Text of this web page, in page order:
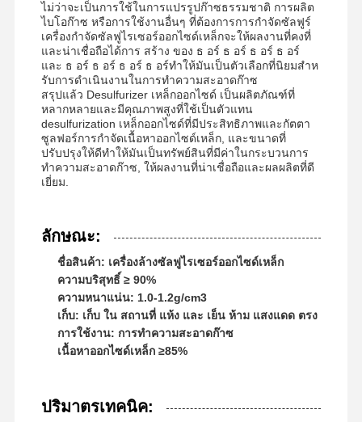
ไม่ว่าจะเป็นการใช้ในการแปรรูปก๊าซธรรมชาติ การผลิต
ไบโอก๊าซ หรือการใช้งานอื่นๆ ที่ต้องการการกําจัดซัลฟูร์
เครื่องกําจัดซัลฟูไรเซอร์ออกไซด์เหล็กจะให้ผลงานที่คงที่
และน่าเชื่อถือได้การ สร้าง ของ ธ อร์ ธ อร์ ธ อร์ ธ อร์
และ ธ อร์ ธ อร์ ธ อร์ ธ อร์ทําให้มันเป็นตัวเลือกที่นิยมสําห
รับการดําเนินงานในการทําความสะอาดก๊าซ
สรุปแล้ว Desulfurizer เหล็กออกไซด์ เป็นผลิตภัณฑ์ที่
หลากหลายและมีคุณภาพสูงที่ใช้เป็นตัวแทน
desulfurization เหล็กออกไซด์ที่มีประสิทธิภาพและกัตตา
ซูลฟอร์การกําจัดเนื้อหาออกไซด์เหล็ก, และขนาดที่
ปรับปรุงให้ดีทําให้มันเป็นทรัพย์สินที่มีค่าในกระบวนการ
ทําความสะอาดก๊าซ, ให้ผลงานที่น่าเชื่อถือและผลผลิตที่ดี
เยี่ยม.
ลักษณะ:
ชื่อสินค้า: เครื่องล้างซัลฟูไรเซอร์ออกไซด์เหล็ก
ความบริสุทธิ์ ≥ 90%
ความหนาแน่น: 1.0-1.2g/cm3
เก็บ: เก็บ ใน สถานที่ แห้ง และ เย็น ห้าม แสงแดด ตรง
การใช้งาน: การทําความสะอาดก๊าซ
เนื้อหาออกไซด์เหล็ก ≥85%
ปริมาตรเทคนิค: